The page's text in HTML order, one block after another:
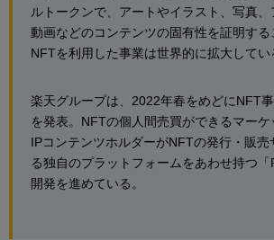
ルトークンで、アートやイラスト、写真、
動画などのコンテンツの固有性を証明する
NFTを利用した事業は世界的に拡大してい
楽天グループは、2022年春をめどにNFT
を発表。NFTの個人間売買ができるマーケ
IPコンテンツホルダーがNFTの発行・販売
る独自のプラットフォームをあわせ持つ
開発を進めている。